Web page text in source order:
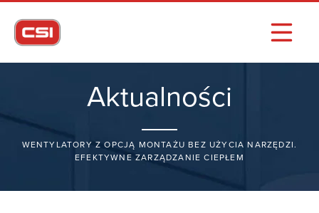
Aktualności
WENTYLATORY Z OPCJĄ MONTAŻU BEZ UŻYCIA NARZĘDZI.
EFEKTYWNE ZARZĄDZANIE CIEPŁEM